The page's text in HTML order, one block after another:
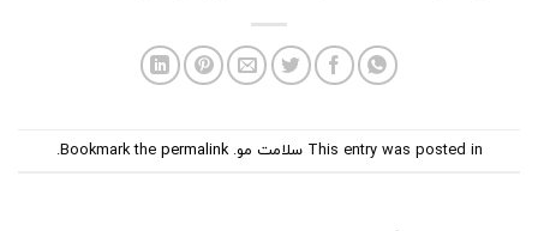
This entry was posted in سلامت مو. Bookmark the
permalink
.